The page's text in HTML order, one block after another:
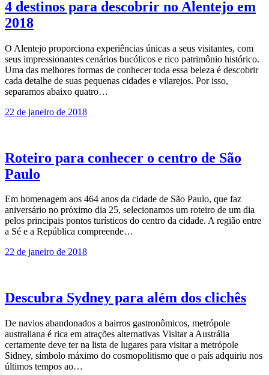
4 destinos para descobrir no Alentejo em
2018
O Alentejo proporciona experiências únicas a seus visitantes, com
seus impressionantes cenários bucólicos e rico patrimônio histórico.
Uma das melhores formas de conhecer toda essa beleza é descobrir
cada detalhe de suas pequenas cidades e vilarejos. Por isso,
separamos abaixo quatro…
22 de janeiro de 2018
Roteiro para conhecer o centro de São
Paulo
Em homenagem aos 464 anos da cidade de São Paulo, que faz
aniversário no próximo dia 25, selecionamos um roteiro de um dia
pelos principais pontos turísticos do centro da cidade. A região entre
a Sé e a República compreende…
22 de janeiro de 2018
Descubra Sydney para além dos clichês
De navios abandonados a bairros gastronômicos, metrópole
australiana é rica em atrações alternativas Visitar a Austrália
certamente deve ter na lista de lugares para visitar a metrópole
Sidney, símbolo máximo do cosmopolitismo que o país adquiriu nos
últimos tempos ao…